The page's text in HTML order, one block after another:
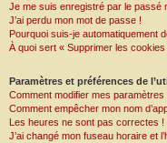
Je me suis enregistré par le passé
J’ai perdu mon mot de passe !
Pourquoi suis-je automatiquement
À quoi sert « Supprimer les cookies
Paramètres et préférences de
Comment modifier mes paramètres
Comment empêcher mon nom
Les heures ne sont pas correctes !
J’ai changé mon fuseau horaire et